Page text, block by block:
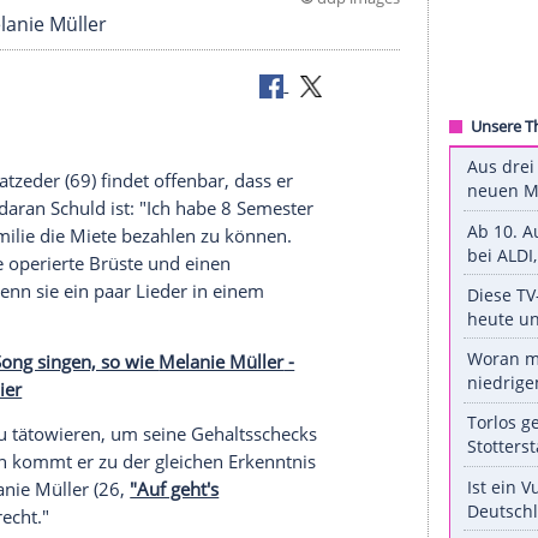
©ddp
wie Melanie Müller
Glatzeder(69) findet offenbar, dass er
wer daran Schuld ist: "Ich habe 8
Semester
meinerFamiliedieMiete
bezahlen zu können.